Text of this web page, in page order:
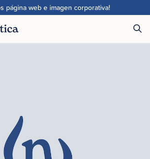
página web e imagen corporativa!